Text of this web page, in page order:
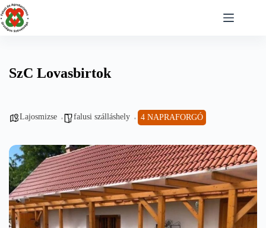
Skip
to
content
SzC Lovasbirtok
Lajosmizse falusi szálláshely 4 NAPRAFORGÓ